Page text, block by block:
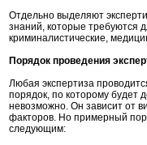
Отдельно выделяют
знаний, которые требуются
криминалистические,
Порядок проведения
Любая экспертиза
порядок, по которому будет
невозможно. Он зависит от
факторов. Но примерный
следующим: